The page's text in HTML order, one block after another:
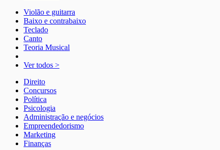
Violão e guitarra
Baixo e contrabaixo
Teclado
Canto
Teoria Musical
Ver todos >
Direito
Concursos
Política
Psicologia
Administração e negócios
Empreendedorismo
Marketing
Finanças